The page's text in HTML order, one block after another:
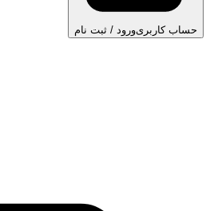
حساب کاربریورود / ثبت نام